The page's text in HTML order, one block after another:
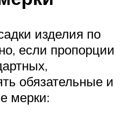
изделия по
если пропорции
обязательные и
мерки: